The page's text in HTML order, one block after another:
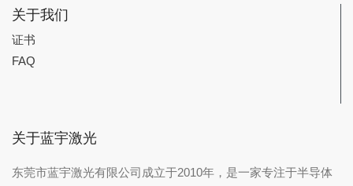
关于我们
证书
FAQ
关于蓝宇激光
东莞市蓝宇激光有限公司成立于2010年，是一家专注于半导体